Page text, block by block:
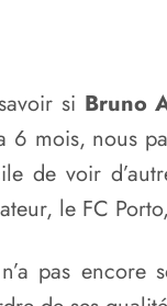
si Bruno
mois, nous
de voir
le FC
pas encore